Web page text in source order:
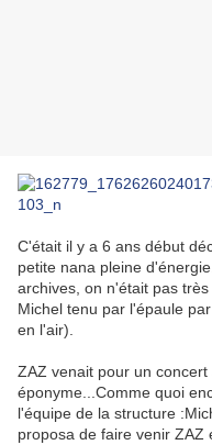
C'était il y a 6 ans début
petite nana pleine
archives, on n'était pas
Michel tenu par l'épaule
en l'air).
ZAZ venait pour un
éponyme...Comme quoi
l'équipe de la structure
proposa de faire venir ZAZ